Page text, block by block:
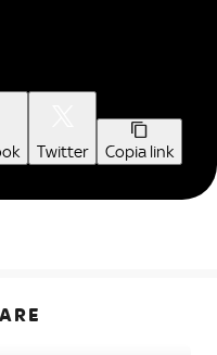
Twitter Copia link